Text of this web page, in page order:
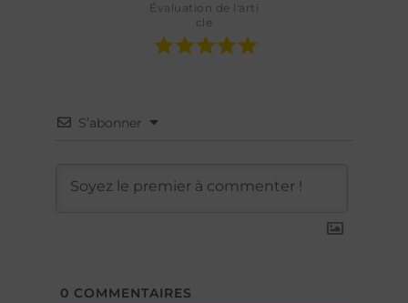
Évaluation de l'arti
cle
S’abonner
0 COMMENTAIRES